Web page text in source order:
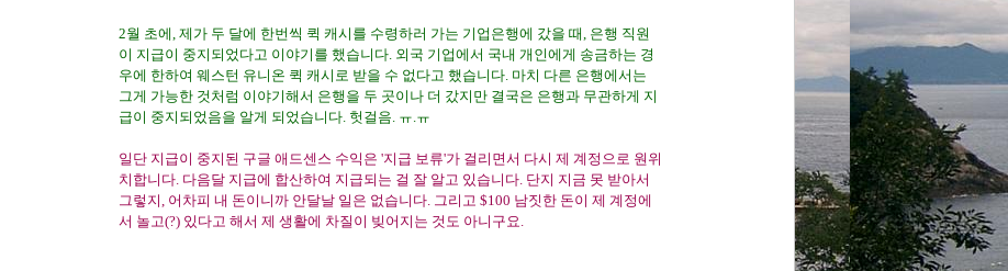
2월 초에, 제가 두 달에 한번씩 퀵 캐시를 수령하러 가는 기업은행에 갔을 때, 은행 직원
이 지급이 중지되었다고 이야기를 했습니다. 외국 기업에서 국내 개인에게 송금하는 경
우에 한하여 웨스턴 유니온 퀵 캐시로 받을 수 없다고 했습니다. 마치 다른 은행에서는
그게 가능한 것처럼 이야기해서 은행을 두 곳이나 더 갔지만 결국은 은행과 무관하게 지
급이 중지되었음을 알게 되었습니다. 헛걸음. ㅠ.ㅠ
일단 지급이 중지된 구글 애드센스 수익은 '지급 보류'가 걸리면서 다시 제 계정으로 원위
치합니다. 다음달 지급에 합산하여 지급되는 걸 잘 알고 있습니다. 단지 지금 못 받아서
그렇지, 어차피 내 돈이니까 안달날 일은 없습니다. 그리고 $100 남짓한 돈이 제 계정에
서 놀고(?) 있다고 해서 제 생활에 차질이 빚어지는 것도 아니구요.